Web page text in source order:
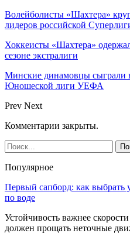
Волейболисты «Шахтера»
лидеров российской
Хоккеисты «Шахтера»
сезоне экстралиги
Минские динамовцы сыграли
Юношеской лиги УЕФА
Prev Next
Комментарии закрыты.
Популярное
Первый сапборд: как выбрать
по воде
Устойчивость важнее
должен прощать неточные